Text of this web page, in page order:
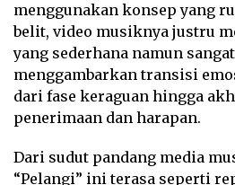
menggunakan konsep yang
belit, video musiknya justru
yang sederhana namun
menggambarkan transisi
dari fase keraguan hingga
penerimaan dan harapan.
Dari sudut pandang media
“Pelangi” ini terasa seperti